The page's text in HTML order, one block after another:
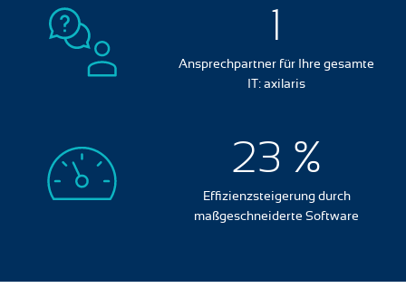
1
Ansprechpartner für Ihre gesamte
IT: axilaris
23 %
Effizienzsteigerung durch
maßgeschneiderte Software